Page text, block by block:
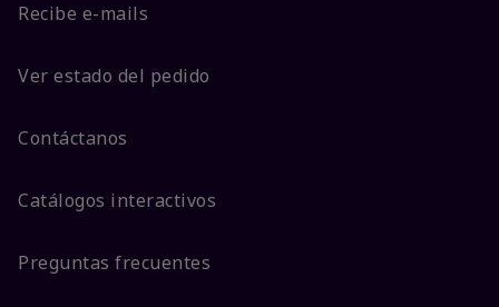
Recibe e-mails
Ver estado del pedido
Contáctanos
Catálogos interactivos
Preguntas frecuentes